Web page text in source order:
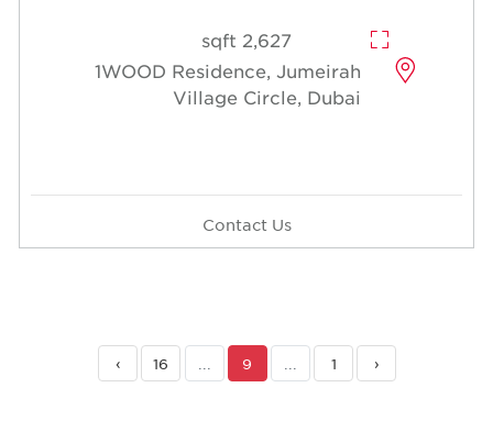
2,627 sqft
1WOOD Residence, Jumeirah
Village Circle, Dubai
Contact Us
‹
1
9
16
›